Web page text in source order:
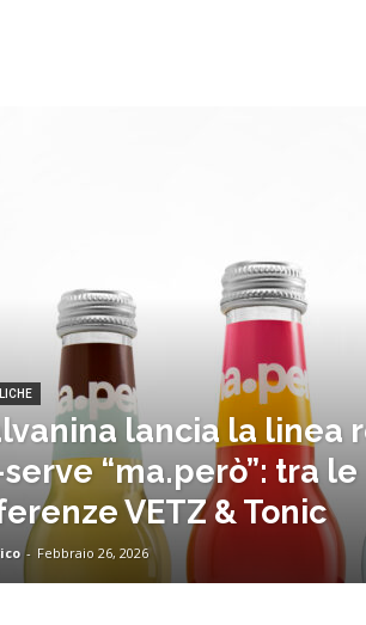
lancia la linea
“ma.però”: tra le
VETZ & Tonic
- Febbraio 26, 2026